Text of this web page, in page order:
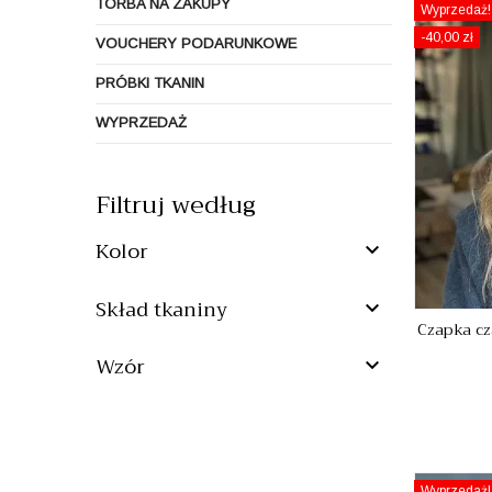
TORBA NA ZAKUPY
VOUCHERY PODARUNKOWE
PRÓBKI TKANIN
WYPRZEDAŻ
Filtruj według
Kolor 
Skład tkaniny 
Wzór 
Czapka
Wyprzedaż!
-40,00 zł